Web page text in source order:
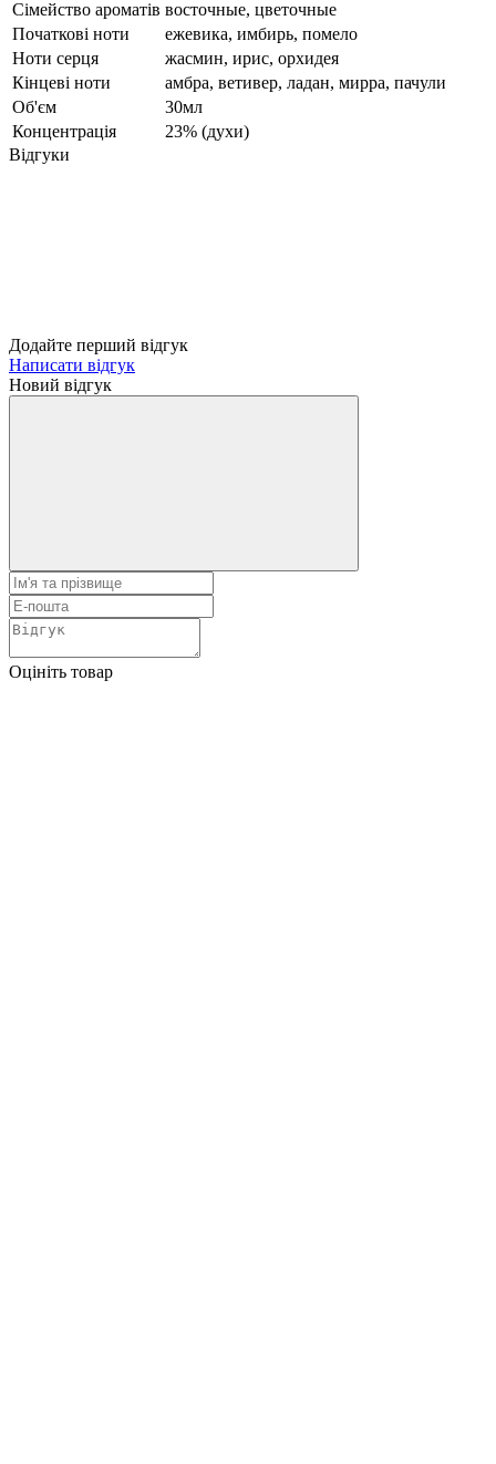
Сімейство ароматів восточные, цветочные
Початкові ноти
ежевика, имбирь, помело
Ноти серця
жасмин, ирис, орхидея
Кінцеві ноти
амбра, ветивер, ладан, мирра, пачули
Об'єм
30мл
Концентрація
23% (духи)
Відгуки
Додайте перший відгук
Написати відгук
Новий відгук
Оцініть товар